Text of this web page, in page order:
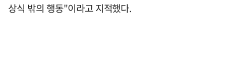
상식 밖의 행동"이라고 지적했다.